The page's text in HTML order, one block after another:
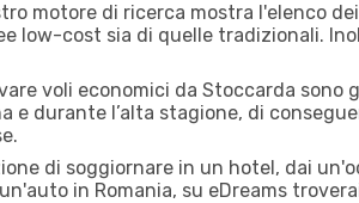
motore di ricerca mostra l'elenco
low-cost sia di quelle tradizionali.
voli economici da Stoccarda sono
durante l’alta stagione, di
di soggiornare in un hotel, dai
in Romania, su eDreams